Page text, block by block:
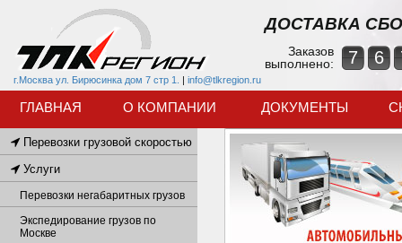
г.Москва ул. Бирюсинка дом 7 стр 1. | info@tlkregion.ru
ДОСТАВКА
Заказов
выполнено:
7 6
ГЛАВНАЯ О КОМПАНИИ ДОКУМЕНТЫ
Перевозки грузовой скоростью
Услуги
Перевозки негабаритных грузов
Экспедирование грузов по
Москве